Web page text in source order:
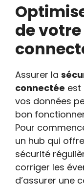
de
Assurer la
connectée est
vos données
bon
Pour
un hub qui
sécurité
corriger les
d’assurer une